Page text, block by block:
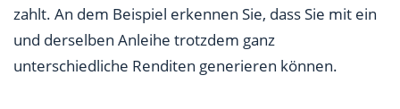
zahlt. An dem Beispiel erkennen Sie, dass Sie mit ein
und derselben Anleihe trotzdem ganz
unterschiedliche Renditen generieren können.